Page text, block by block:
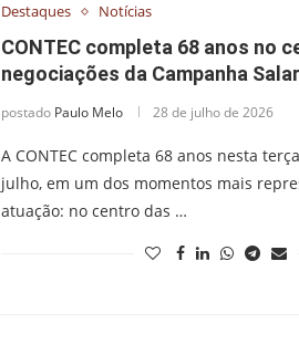
Destaques Notícias
CONTEC completa 68 anos no
negociações da Campanha
postado Paulo Melo 28 de julho de 2026
A CONTEC completa 68 anos nesta
julho, em um dos momentos mais
atuação: no centro das …